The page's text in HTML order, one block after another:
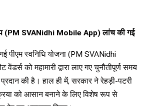
ऐप (PM SVANidhi Mobile App) लांच की गई
पीएम स्वनिधि योजना (PM SVANidhi
को महामारी द्वारा लाए गए चुनौतीपूर्ण समय
प्रदान की है। हाल ही में, सरकार ने रेहड़ी-पटरी
को आसान बनाने के लिए विशेष रूप से